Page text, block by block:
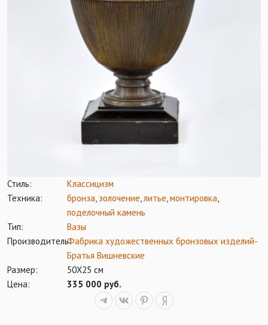
Стиль:
Классицизм
Техника:
бронза, золочение,литье,монтировка,
поделочный камень
Тип:
Вазы
Производитель:Фабрика художественных бронзовых изделий-
Братья Вишневские
Размер:
50Х25 см
Цена:
335 000 руб.